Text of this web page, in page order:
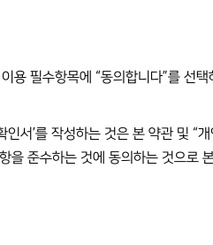
필수항목에 “동의합니다”를 선
서’를 작성하는 것은 본 약관 및
을 준수하는 것에 동의하는 것으로